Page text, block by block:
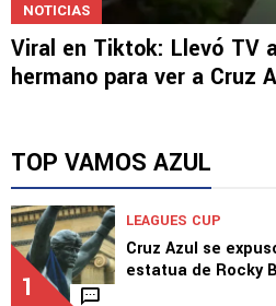
NOTICIAS
Viral en Tiktok: Llevó TV
hermano para ver a Cruz
TOP VAMOS AZUL
1
LEAGUES CUP
Cruz Azul se
estatua de Rocky